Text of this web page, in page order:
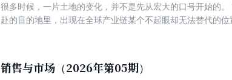
很多时候，一片土地的变化，并不是先从宏大的口号开始的
赴的目的地里，出现在全球产业链某个不起眼却无法替代的
大众市场，又能连接全球产业链；既有制造业的厚重底盘，
销售与市场（2026年第05期）